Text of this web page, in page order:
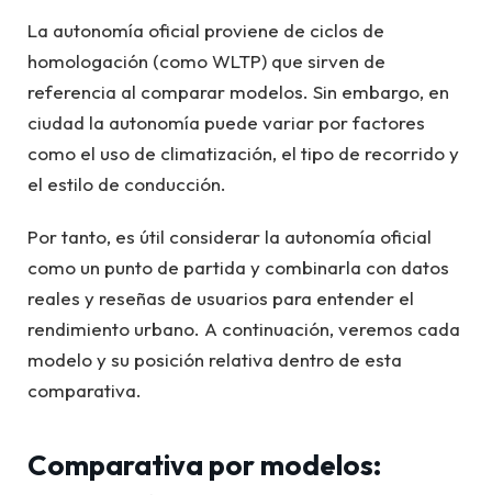
La autonomía oficial proviene de ciclos de
homologación (como WLTP) que sirven de
referencia al comparar modelos. Sin embargo, en
ciudad la autonomía puede variar por factores
como el uso de climatización, el tipo de recorrido y
el estilo de conducción.
Por tanto, es útil considerar la autonomía oficial
como un punto de partida y combinarla con datos
reales y reseñas de usuarios para entender el
rendimiento urbano. A continuación, veremos cada
modelo y su posición relativa dentro de esta
comparativa.
Comparativa por modelos: